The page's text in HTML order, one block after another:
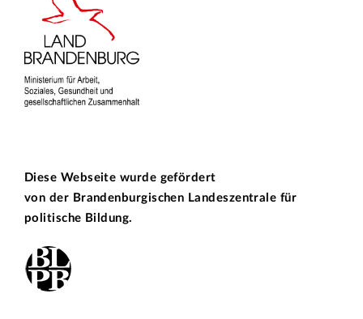
Diese Webseite wurde gefördert
von der Brandenburgischen Landeszentrale für
politische Bildung.